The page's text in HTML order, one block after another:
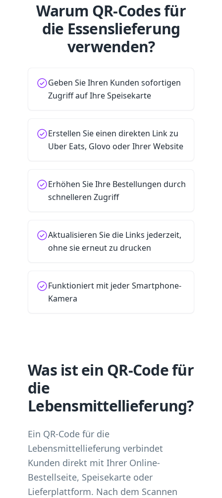
Warum QR-Codes für
die Essenslieferung
verwenden?
Geben Sie Ihren Kunden sofortigen
Zugriff auf Ihre Speisekarte
Erstellen Sie einen direkten Link zu
Uber Eats, Glovo oder Ihrer Website
Erhöhen Sie Ihre Bestellungen durch
schnelleren Zugriff
Aktualisieren Sie die Links jederzeit,
ohne sie erneut zu drucken
Funktioniert mit jeder Smartphone-
Kamera
Was ist ein QR-Code für
die
Lebensmittellieferung?
Ein QR-Code für die
Lebensmittellieferung verbindet
Kunden direkt mit Ihrer Online-
Bestellseite, Speisekarte oder
Lieferplattform. Nach dem Scannen